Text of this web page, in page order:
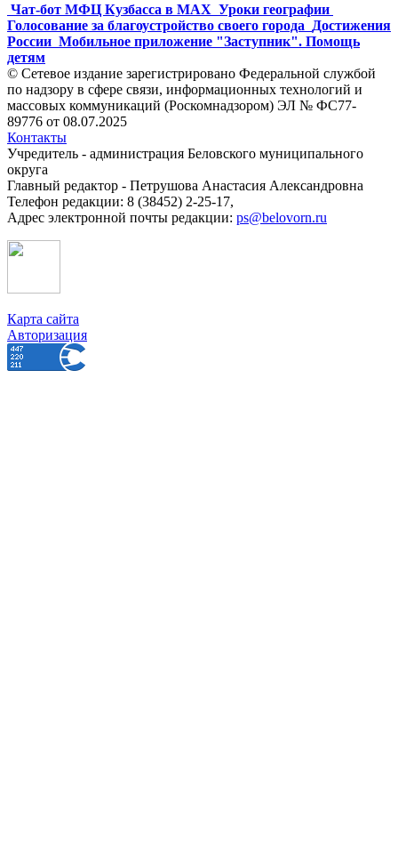
Чат-бот МФЦ Кузбасса в MAX Уроки географии
Голосование за благоустройство своего города
Достижения
России Мобильное приложение "Заступник". Помощь
детям
© Сетевое издание зарегистрировано Федеральной службой
по надзору в сфере связи, информационных технологий и
массовых коммуникаций (Роскомнадзором) ЭЛ № ФС77-
89776 от 08.07.2025
Контакты
Учредитель - администрация Беловского муниципального
округа
Главный редактор - Петрушова Анастасия Александровна
Телефон редакции: 8 (38452) 2-25-17,
Адрес электронной почты редакции: ps@belovorn.ru
Карта сайта
Авторизация